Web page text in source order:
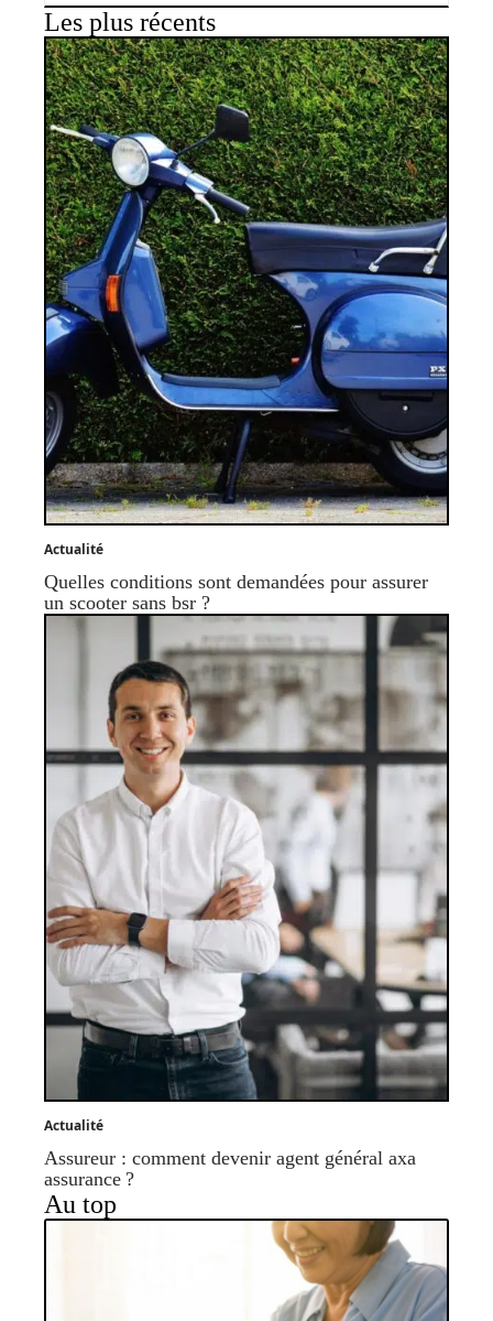
Les plus récents
Actualité
Quelles conditions sont demandées pour assurer
un scooter sans bsr ?
Actualité
Assureur : comment devenir agent général axa
assurance ?
Au top